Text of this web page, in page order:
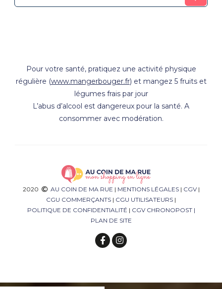
Pour votre santé, pratiquez une activité physique
régulière (www.mangerbouger.fr) et mangez 5 fruits et
légumes frais par jour
L’abus d’alcool est dangereux pour la santé. A
consommer avec modération.
2020 AU COIN DE MA RUE | MENTIONS LÉGALES| CGV|
CGU COMMERÇANTS | CGU UTILISATEURS |
POLITIQUE DE CONFIDENTIALITÉ | CGV CHRONOPOST |
PLAN DE SITE